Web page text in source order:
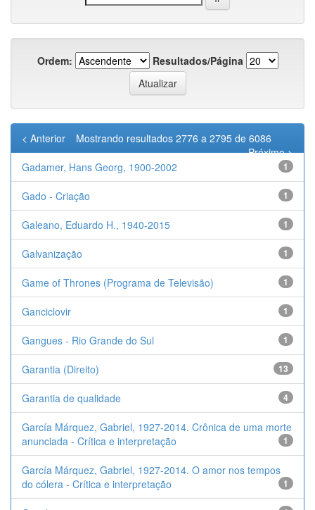
Ordem: Resultados/Página
Mostrando resultados 2776 a 2795 de 6086
< Anterior
Próximo >
Gadamer, Hans Georg, 1900-2002
1
Gado - Criação 1
Galeano, Eduardo H., 1940-2015 1
Galvanização 1
Game of Thrones (Programa de Televisão) 1
Ganciclovir 1
Gangues - Rio Grande do Sul 1
Garantia (Direito) 13
Garantia de qualidade 4
García Márquez, Gabriel, 1927-2014. Crônica de uma morte
anunciada - Crítica e interpretação
1
García Márquez, Gabriel, 1927-2014. O amor nos tempos
do cólera - Crítica e interpretação
1